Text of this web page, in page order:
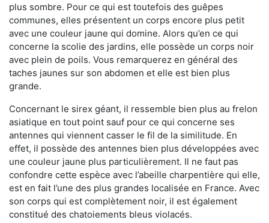
plus sombre. Pour ce qui est toutefois des guêpes
communes, elles présentent un corps encore plus petit
avec une couleur jaune qui domine. Alors qu’en ce qui
concerne la scolie des jardins, elle possède un corps noir
avec plein de poils. Vous remarquerez en général des
taches jaunes sur son abdomen et elle est bien plus
grande.
Concernant le sirex géant, il ressemble bien plus au frelon
asiatique en tout point sauf pour ce qui concerne ses
antennes qui viennent casser le fil de la similitude. En
effet, il possède des antennes bien plus développées avec
une couleur jaune plus particulièrement. Il ne faut pas
confondre cette espèce avec l’abeille charpentière qui elle,
est en fait l’une des plus grandes localisée en France. Avec
son corps qui est complètement noir, il est également
constitué des chatoiements bleus violacés.